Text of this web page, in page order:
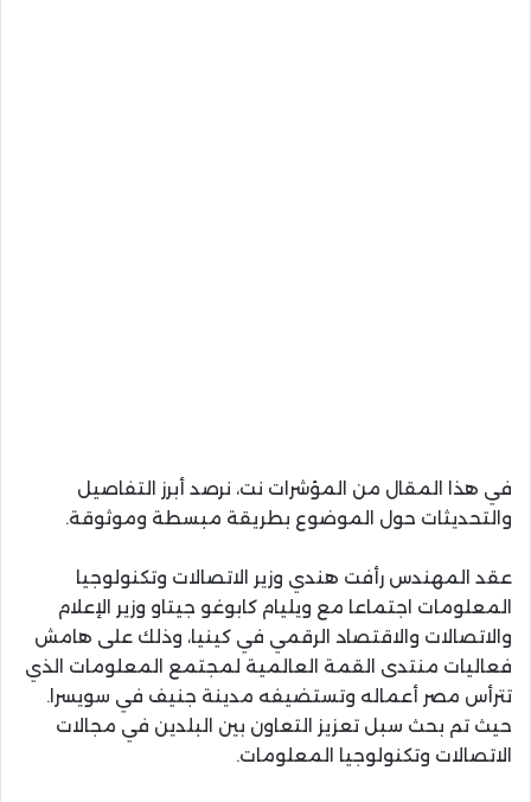
في هذا المقال من المؤشرات نت، نرصد أبرز التفاصيل
والتحديثات حول الموضوع بطريقة مبسطة وموثوقة.
عقد المهندس رأفت هندي وزير الاتصالات وتكنولوجيا
المعلومات اجتماعا مع ويليام كابوغو جيتاو وزير الإعلام
والاتصالات والاقتصاد الرقمي في كينيا، وذلك على هامش
فعاليات منتدى القمة العالمية لمجتمع المعلومات الذي
تترأس مصر أعماله وتستضيفه مدينة جنيف في سويسرا.
حيث تم بحث سبل تعزيز التعاون بين البلدين في مجالات
الاتصالات وتكنولوجيا المعلومات.